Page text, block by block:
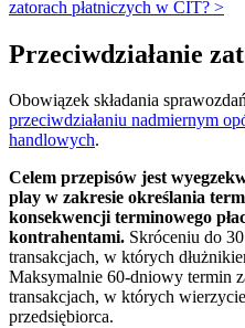
zatorach płatniczych w CIT? >
Przeciwdziałanie
Obowiązek składania
przeciwdziałaniu nadmiernym
handlowych.
Celem przepisów jest
play w zakresie określania
konsekwencji terminowego
kontrahentami. Skróceniu do
transakcjach, w których
Maksymalnie 60-dniowy termin
transakcjach, w których
przedsiębiorca.